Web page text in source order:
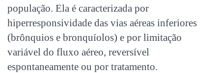
população. Ela é caracterizada por
hiperresponsividade das vias aéreas inferiores
(brônquios e bronquíolos) e por limitação
variável do fluxo aéreo, reversível
espontaneamente ou por tratamento.